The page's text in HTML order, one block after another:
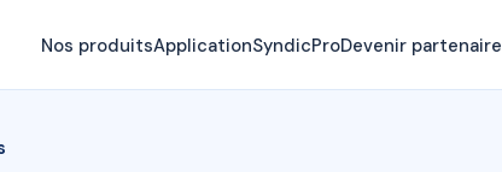
Nos produitsApplicationSyndicProDevenir partenaire